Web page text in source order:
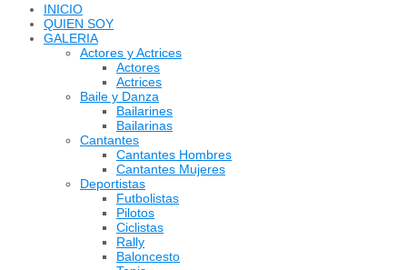
INICIO
QUIEN SOY
GALERIA
Actores y Actrices
Actores
Actrices
Baile y Danza
Bailarines
Bailarinas
Cantantes
Cantantes Hombres
Cantantes Mujeres
Deportistas
Futbolistas
Pilotos
Ciclistas
Rally
Baloncesto